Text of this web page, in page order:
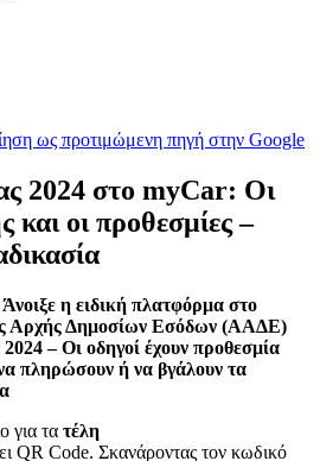
ως προτιμώμενη πηγή στην Google
2024 στο myCar: Οι
οι προθεσμίες –
η ειδική πλατφόρμα στο
Αρχής Δημοσίων Εσόδων (ΑΑΔΕ)
– Οι οδηγοί έχουν προθεσμία
πληρώσουν ή να βγάλουν τα
για τα τέλη
QR Code. Σκανάροντας τον κωδικό